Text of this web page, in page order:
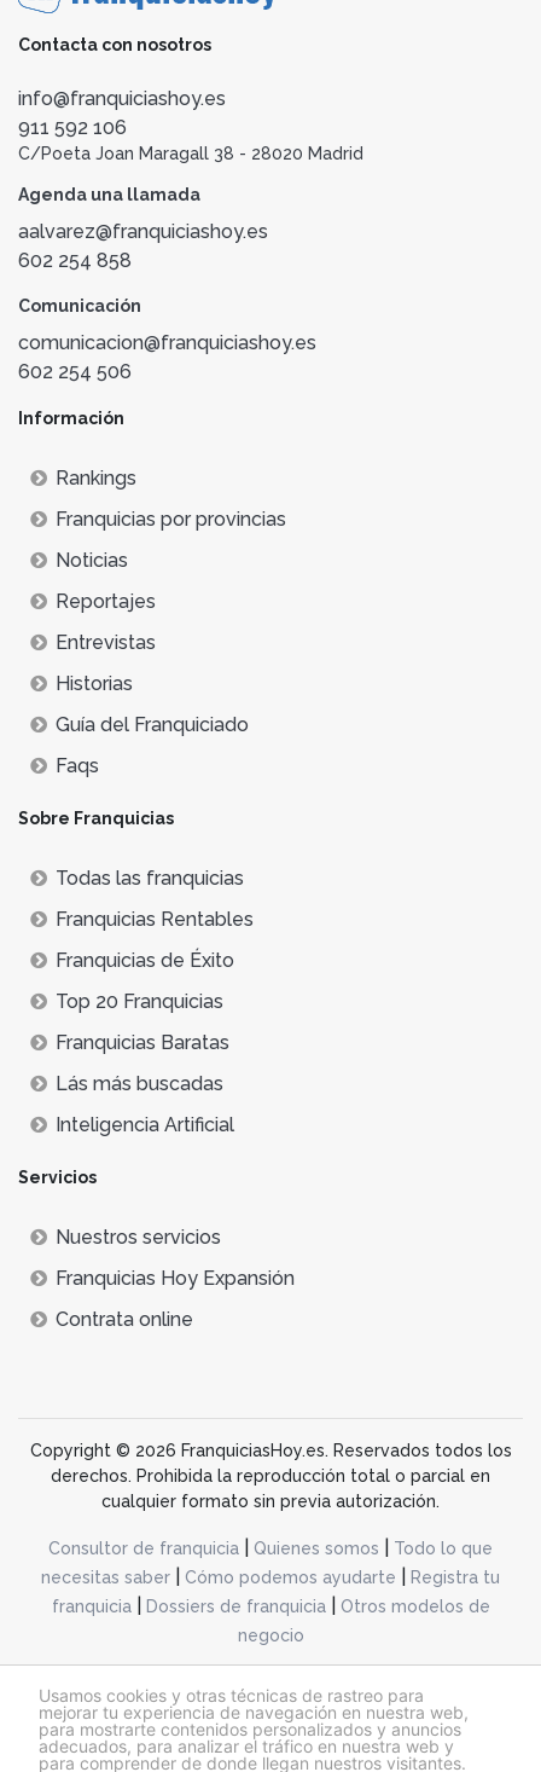
Usamos cookies y otras técnicas de rastreo para
mejorar tu experiencia de navegación en nuestra web,
para mostrarte contenidos personalizados y anuncios
adecuados, para analizar el tráfico en nuestra web y
para comprender de donde llegan nuestros visitantes.
Contacta con nosotros
info@franquiciashoy.es
911 592 106
C/Poeta Joan Maragall 38 - 28020 Madrid
Agenda una llamada
aalvarez@franquiciashoy.es
602 254 858
Comunicación
comunicacion@franquiciashoy.es
602 254 506
Información
Rankings
Franquicias por provincias
Noticias
Reportajes
Entrevistas
Historias
Guía del Franquiciado
Faqs
Sobre Franquicias
Todas las franquicias
Franquicias Rentables
Franquicias de Éxito
Top 20 Franquicias
Franquicias Baratas
Lás más buscadas
Inteligencia Artificial
Servicios
Nuestros servicios
Franquicias Hoy Expansión
Contrata online
Copyright © 2026 FranquiciasHoy.es. Reservados todos los
derechos. Prohibida la reproducción total o parcial en
cualquier formato sin previa autorización.
Consultor de franquicia Quienes somos
Todo lo que
necesitas saber
Cómo podemos ayudarte
Registra tu
franquicia| Dossiers de franquicia|
Otros modelos de
negocio
@franquiciashoy.es |Aviso legal| Política de cookies|Política de privacidad